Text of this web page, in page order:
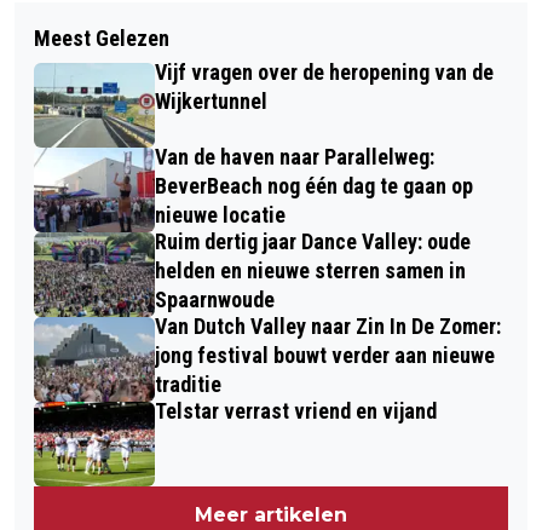
BURGEMEESTER SMIT BENOEMD
ANDRÉ LE FÉVRE TOT
STEUNFRACTIELID O'NS BEVERWIJK
TELSTAR OVERTUIGT MET
AFGETEKENDE WINST (4-0) TEGEN
VVV-VENLO
Meest Gelezen
Vijf vragen over de heropening van de
Wijkertunnel
Van de haven naar Parallelweg:
BeverBeach nog één dag te gaan op
nieuwe locatie
Ruim dertig jaar Dance Valley: oude
helden en nieuwe sterren samen in
Spaarnwoude
Van Dutch Valley naar Zin In De Zomer:
jong festival bouwt verder aan nieuwe
traditie
Telstar verrast vriend en vijand
Meer artikelen